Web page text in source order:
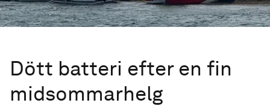
Dött batteri efter en fin
midsommarhelg